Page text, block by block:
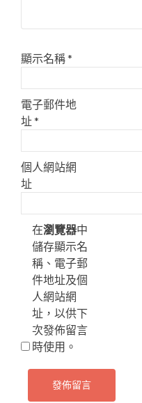
顯示名稱*
電子郵件地
址*
個人網站網
址
在瀏覽器中
儲存顯示名
稱、電子郵
件地址及個
人網站網
址，以供下
次發佈留言
時使用。